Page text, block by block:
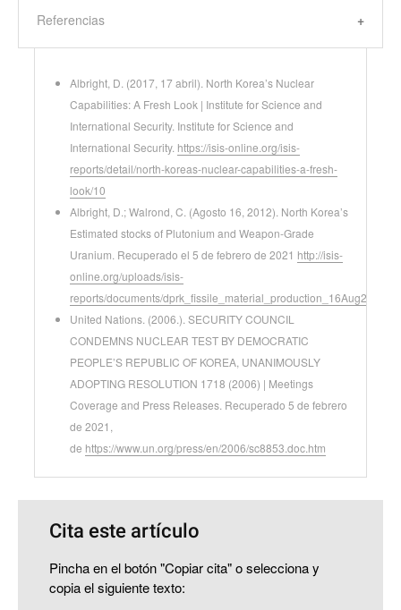
Referencias
Albright, D. (2017, 17 abril). North Korea’s Nuclear
Capabilities: A Fresh Look | Institute for Science and
International Security. Institute for Science and
International Security. https://isis-online.org/isis-
reports/detail/north-koreas-nuclear-capabilities-a-fresh-
look/10
Albright, D.; Walrond, C. (Agosto 16, 2012). North Korea’s
Estimated stocks of Plutonium and Weapon-Grade
Uranium. Recuperado el 5 de febrero de 2021 http://isis-
online.org/uploads/isis-
reports/documents/
United Nations. (2006.). SECURITY COUNCIL
CONDEMNS NUCLEAR TEST BY DEMOCRATIC
PEOPLE’S REPUBLIC OF KOREA, UNANIMOUSLY
ADOPTING RESOLUTION 1718 (2006) | Meetings
Coverage and Press Releases. Recuperado 5 de febrero
de 2021,
de https://www.un.org/press/en/2006/sc8853.doc.htm
Cita este artículo
Pincha en el botón "Copiar cita" o selecciona y
copia el siguiente texto: